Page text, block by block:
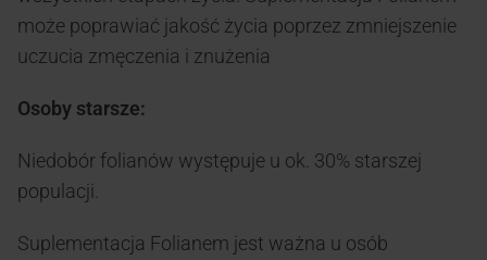
może poprawiać jakość życia poprzez zmniejszenie
uczucia zmęczenia i znużenia
Osoby starsze:
Niedobór folianów występuje u ok. 30% starszej
populacji.
Suplementacja Folianem jest ważna u osób